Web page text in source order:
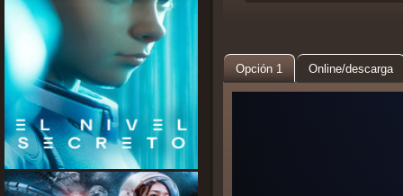
Opción 1 Online/descarga